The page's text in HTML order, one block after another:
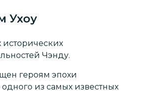
Ухоу
Чэнду.
героям эпохи
из самых известных